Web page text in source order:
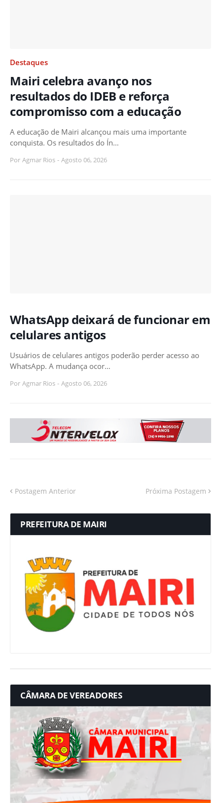
Destaques
Mairi celebra avanço nos
resultados do IDEB e reforça
compromisso com a educação
A educação de Mairi alcançou mais uma importante
conquista. Os resultados do Ín…
Por Agmar Rios - Agosto 06, 2026
WhatsApp deixará de funcionar em
celulares antigos
Usuários de celulares antigos poderão perder acesso ao
WhatsApp. A mudança ocor…
Por Agmar Rios - Agosto 06, 2026
Postagem Anterior Próxima Postagem
PREFEITURA DE MAIRI
CÂMARA DE VEREADORES